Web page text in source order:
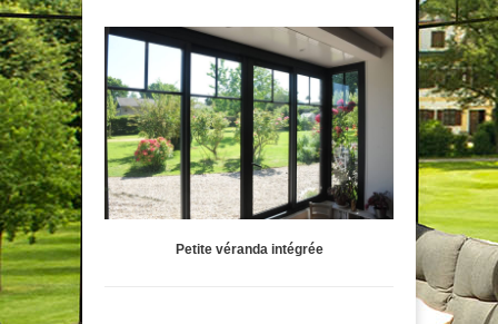
Petite véranda intégrée